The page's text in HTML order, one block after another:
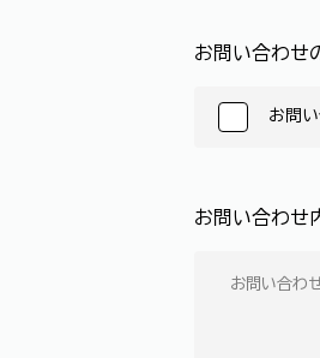
お問い合わせ
お問
お問い合わせ